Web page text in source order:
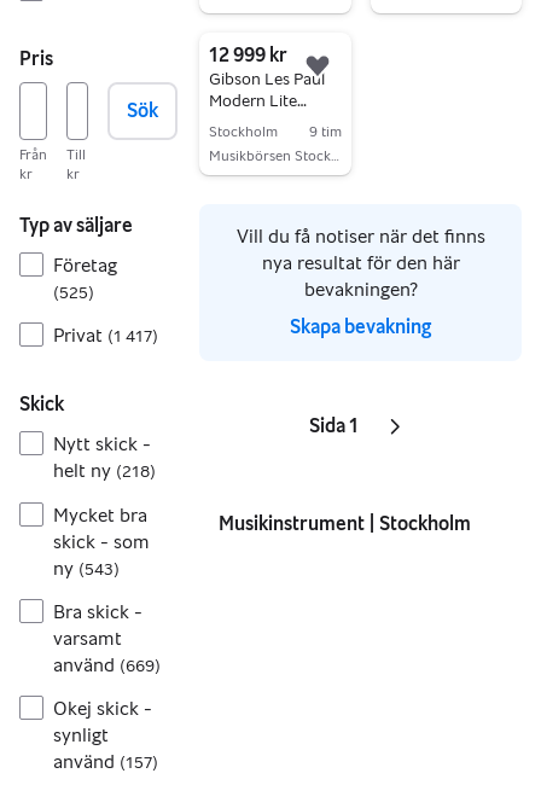
Pris
Från
kr
Till
kr
Sök
Typ av säljare
Företag
(525)
Privat (1 417)
Skick
Nytt skick -
helt ny (218)
Mycket bra
skick - som
ny (543)
Bra skick -
varsamt
använd (669)
Okej skick -
synligt
använd (157)
12 999 kr
Gibson Les Paul
Modern Lite
Golden Mist Satin
Stockholm
9 tim
Musikbörsen Stockholm
Vill du få notiser när det finns
nya resultat för den här
bevakningen?
Skapa bevakning
Sidor
Sida 1 Nästa sida
ikon
Musikinstrument | Stockholm